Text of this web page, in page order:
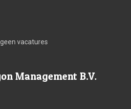
vacatures
Management B.V.